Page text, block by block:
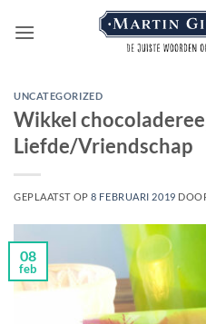
naar
UNCATEGORIZED
Wikkel
Liefde/Vriendschap
GEPLAATST OP8 FEBRUARI 2019
08
feb